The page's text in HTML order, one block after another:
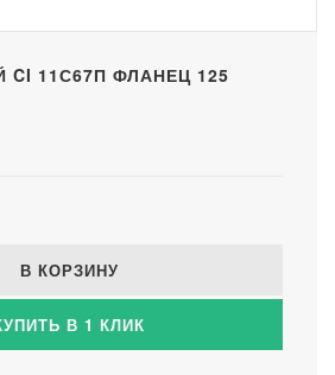
11С67П ФЛАНЕЦ 125
В КОРЗИНУ
В 1 КЛИК